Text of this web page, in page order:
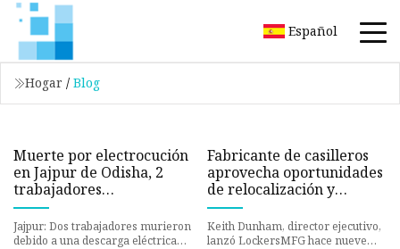
Español
Hogar / Blog
Muerte por electrocución
en Jajpur de Odisha, 2
trabajadores
carbonizados
Jajpur: Dos trabajadores murieron
debido a una descarga eléctrica
Fabricante de casilleros
aprovecha oportunidades
de relocalización y
producción en Estados
Unidos
Keith Dunham, director ejecutivo,
lanzó LockersMFG hace nueve